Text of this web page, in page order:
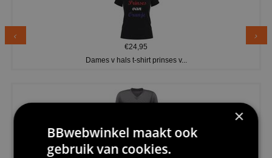
€24,95
Dames v hals t-shirt prinses v...
€24,95
×
BBwebwinkel maakt ook
gebruik van cookies.